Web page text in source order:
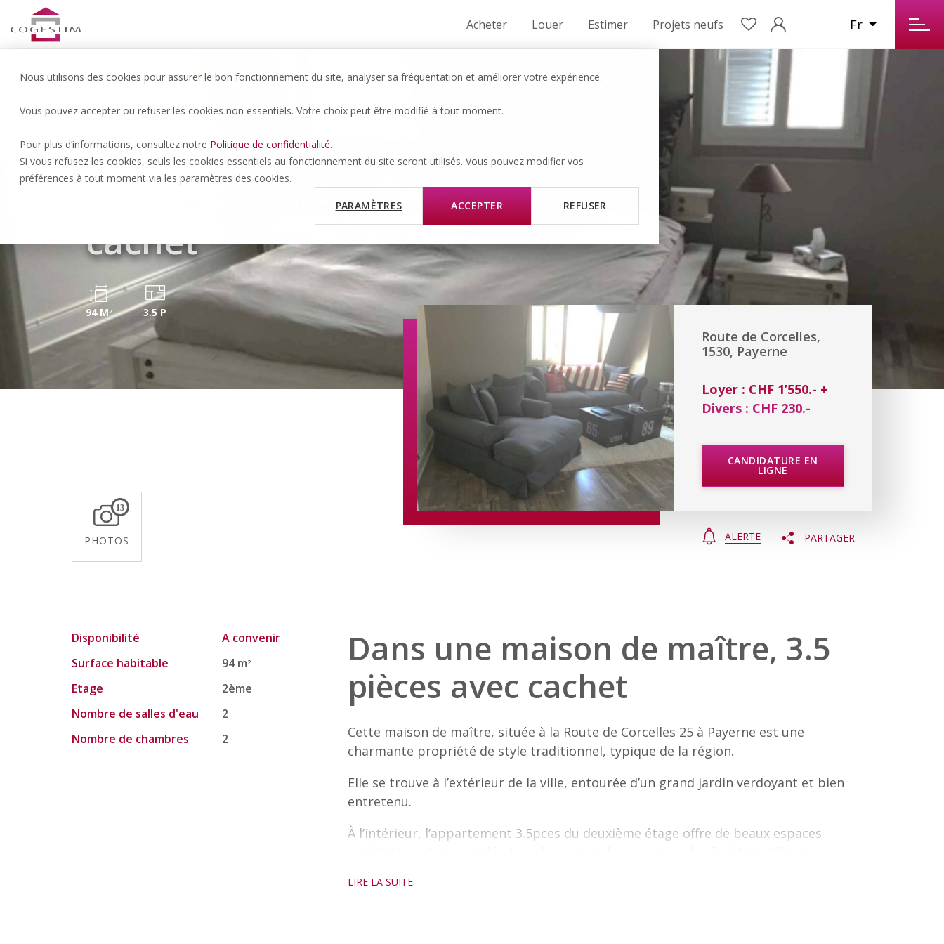
Nous utilisons des cookies pour assurer le bon fonctionnement du site, analyser sa fréquentation et améliorer votre expérience.
Vous pouvez accepter ou refuser les cookies non essentiels. Votre choix peut être modifié à tout moment.
Pour plus d’informations, consultez notre Politique de confidentialité.
Si vous refusez les cookies, seuls les cookies essentiels au fonctionnement du site seront utilisés. Vous pouvez modifier vos
préférences à tout moment via les paramètres des cookies.
PARAMÈTRES ACCEPTER REFUSER
Acheter Louer Estimer Projets neufs Fr
Payerne | 1’550.- CHF/NET/MOIS
Dans une maison de
maître, 3.5 pièces avec
cachet
94 M 2 3.5 P
13
PHOTOS
Route de Corcelles,
1530, Payerne
Loyer : CHF 1’550.- +
Divers : CHF 230.-
CANDIDATURE EN
LIGNE
ALERTE PARTAGER
Disponibilité
A convenir
Surface habitable
94 m2
Etage
2ème
Nombre de salles d'eau
2
Nombre de chambres
2
Dans une maison de maître, 3.5
pièces avec cachet
Cette maison de maître, située à la Route de Corcelles 25 à Payerne est une
charmante propriété de style traditionnel, typique de la région.
Elle se trouve à l’extérieur de la ville, entourée d’un grand jardin verdoyant et bien
entretenu.
À l’intérieur, l’appartement 3.5pces du deuxième étage offre de beaux espaces
restaurer.
LIRE LA SUITE